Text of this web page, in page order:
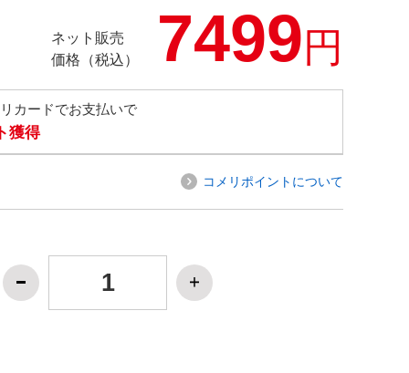
ネット販売
価格（税込）
7499円
カードでお支払いで
獲得
コメリポイントについて